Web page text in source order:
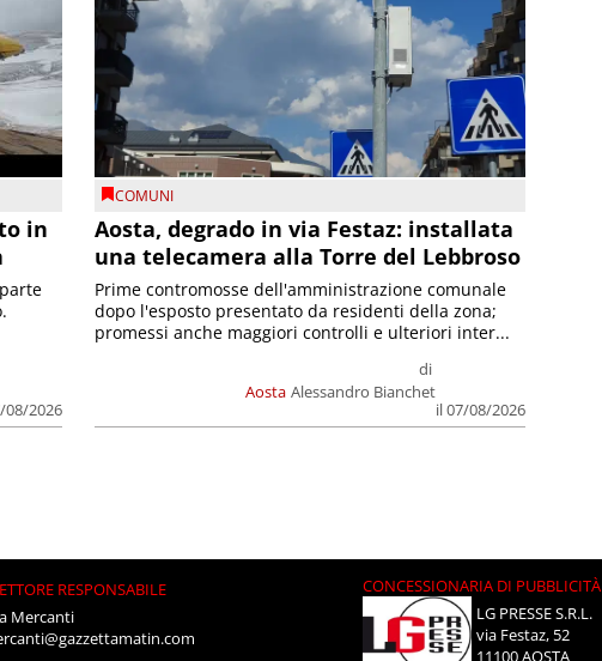
in
08/2026
COMUNI
Aosta, degrado in via Festaz: installata
una telecamera alla Torre del Lebbroso
Aosta
di
Alessandro Bianchet
il 07/08/2026
Prime contromosse dell'amministrazione comunale
dopo l'esposto presentato da residenti della zona;
promessi anche maggiori controlli e ulteriori inter...
RESPONSABILE
Mercanti
CONCESSIONARIA DI PUBBLICITÀ
LG PRESSE S.R.L.
via Festaz, 52
11100 AOSTA